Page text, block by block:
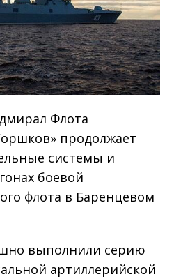
Флота
продолжает
системы и
боевой
флота в Баренцевом
выполнили серию
артиллерийской